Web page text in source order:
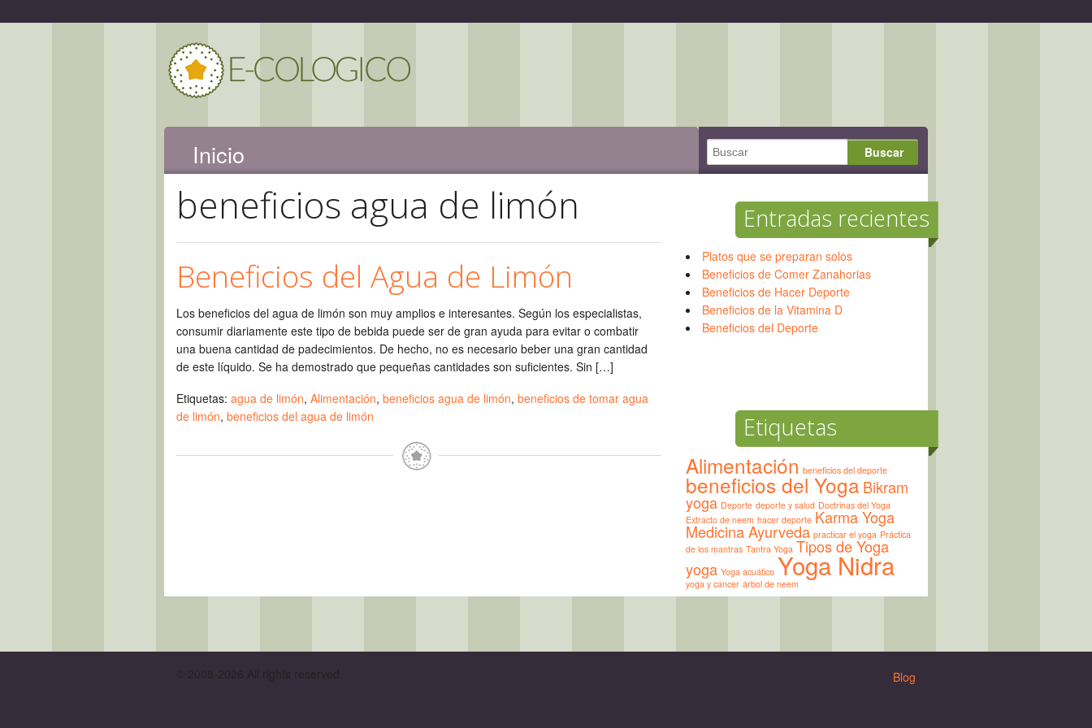
Inicio
beneficios agua de limón
Beneficios del Agua de Limón
Los beneficios del agua de limón son muy amplios e interesantes. Según los especialistas,
consumir diariamente este tipo de bebida puede ser de gran ayuda para evitar o combatir
una buena cantidad de padecimientos. De hecho, no es necesario beber una gran cantidad
de este líquido. Se ha demostrado que pequeñas cantidades son suficientes. Sin […]
Etiquetas: agua de limón, Alimentación, beneficios agua de limón, beneficios de tomar agua
de limón, beneficios del agua de limón
Entradas recientes
Platos que se preparan solos
Beneficios de Comer Zanahorias
Beneficios de Hacer Deporte
Beneficios de la Vitamina D
Beneficios del Deporte
Etiquetas
Alimentación beneficios del deporte
beneficios del Yoga Bikram
yoga Deporte deporte y salud Doctrinas del Yoga
Extracto de neem hacer deporte Karma Yoga
Medicina Ayurveda practicar el yoga Práctica
de los mantras Tantra Yoga Tipos de Yoga
yoga Yoga acuático Yoga Nidra
yoga y cancer árbol de neem
© 2008-2026 All rights reserved. Blog